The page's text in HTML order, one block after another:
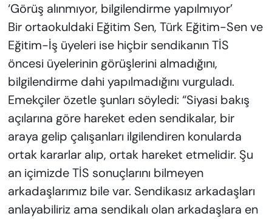
‘Görüş alınmıyor, bilgilendirme yapılmıyor’
Bir ortaokuldaki Eğitim Sen, Türk Eğitim-Sen ve
Eğitim-İş üyeleri ise hiçbir sendikanın TİS
öncesi üyelerinin görüşlerini almadığını,
bilgilendirme dahi yapılmadığını vurguladı.
Emekçiler özetle şunları söyledi: “Siyasi bakış
açılarına göre hareket eden sendikalar, bir
araya gelip çalışanları ilgilendiren konularda
ortak kararlar alıp, ortak hareket etmelidir. Şu
an içimizde TİS sonuçlarını bilmeyen
arkadaşlarımız bile var. Sendikasız arkadaşları
anlayabiliriz ama sendikalı olan arkadaşlara en